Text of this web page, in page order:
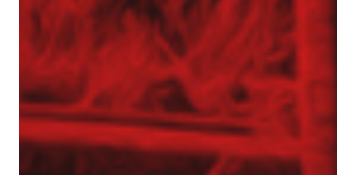
Trysková injektáž
Utěsňující injektáž
Zabezpečení svahů a náspů
Ocelové sítě
Zemní hřebíky